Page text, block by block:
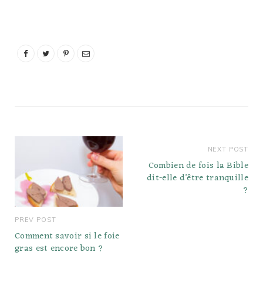
qu'on peut faire du pain
PREV POST
Comment savoir si le foie
gras est encore bon ?
NEXT POST
Combien de fois la Bible
dit-elle d’être tranquille
?